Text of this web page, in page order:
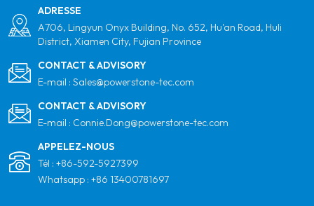
ADRESSE
A706, Lingyun Onyx Building, No. 652, Hu'an Road, Huli
District, Xiamen City, Fujian Province
CONTACT & ADVISORY
E-mail : Sales@powerstone-tec.com
CONTACT & ADVISORY
E-mail : Connie.Dong@powerstone-tec.com
APPELEZ-NOUS
Tél : +86-592-5927399
Whatsapp : +86 13400781697